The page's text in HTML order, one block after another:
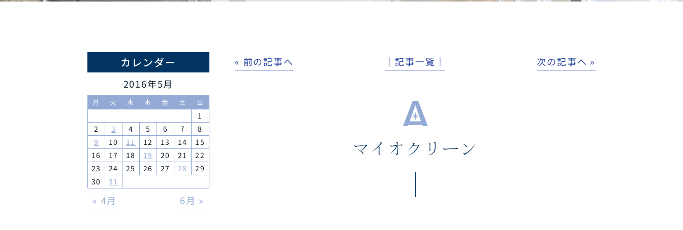
« 前の記事へ │記事一覧│ 次の記事へ »
マイオクリーン
カレンダー
2016年5月
月 火 水 木 金 土 日
1
2
3 4 5 6 7
8
9
10 11 12 13 14
15
16
17 18 19 20 21
22
23
24 25 26 27 28
29
30
31
« 4月 6月 »